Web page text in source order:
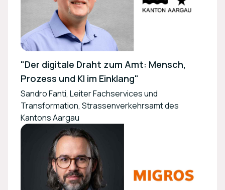
"Der digitale Draht zum Amt: Mensch,
Prozess und KI im Einklang"
Sandro Fanti, Leiter Fachservices und
Transformation, Strassenverkehrsamt des
Kantons Aargau